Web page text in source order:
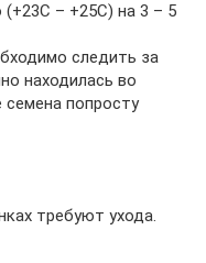
(+23С – +25С) на 3 – 5
следить за
находилась во
попросту
требуют ухода.